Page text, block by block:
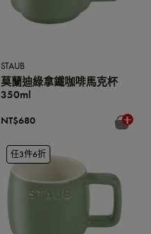
STAUB
莫蘭迪綠拿鐵咖啡馬克杯
350ml
NT$680
任3件6折